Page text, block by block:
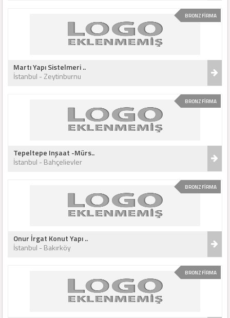
BRONZ FİRMA
Martı Yapı Sistelmeri ..
İstanbul - Zeytinburnu
BRONZ FİRMA
Tepeltepe Inşaat -Mürs..
İstanbul - Bahçelievler
BRONZ FİRMA
Onur İrgat Konut Yapı ..
İstanbul - Bakırköy
BRONZ FİRMA